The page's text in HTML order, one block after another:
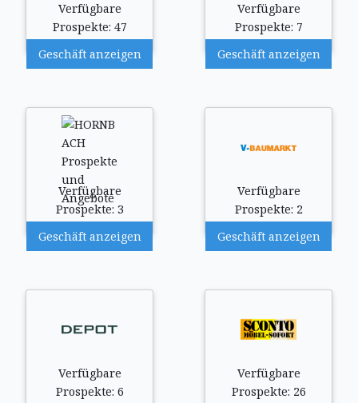
Verfügbare
Prospekte: 47
Geschäft anzeigen
Verfügbare
Prospekte: 7
Geschäft anzeigen
Verfügbare
Prospekte: 3
Geschäft anzeigen
Verfügbare
Prospekte: 2
Geschäft anzeigen
Verfügbare
Prospekte: 6
Verfügbare
Prospekte: 26